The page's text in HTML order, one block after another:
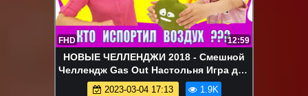
FHD 12:59
НОВЫЕ ЧЕЛЛЕНДЖИ 2018 - Смешной
Челлендж Gas Out Настольня Игра для
Детей /// Вики Шоу
2023-03-04 17:13 1.9K